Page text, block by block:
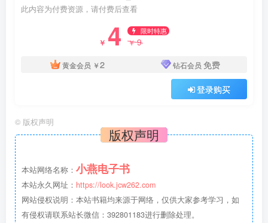
此内容为付费资源，请付费后查看
￥ 4 限时特惠
￥9
黄金会员 ￥2 钻石会员 免费
登录购买
© 版权声明
版权声明
本站网络名称： 小燕电子书
本站永久网址： https://look.jcw262.com
网站侵权说明：本站书籍均来源于网络，仅供大家参考学习，如
有侵权请联系站长微信：392801183进行删除处理。